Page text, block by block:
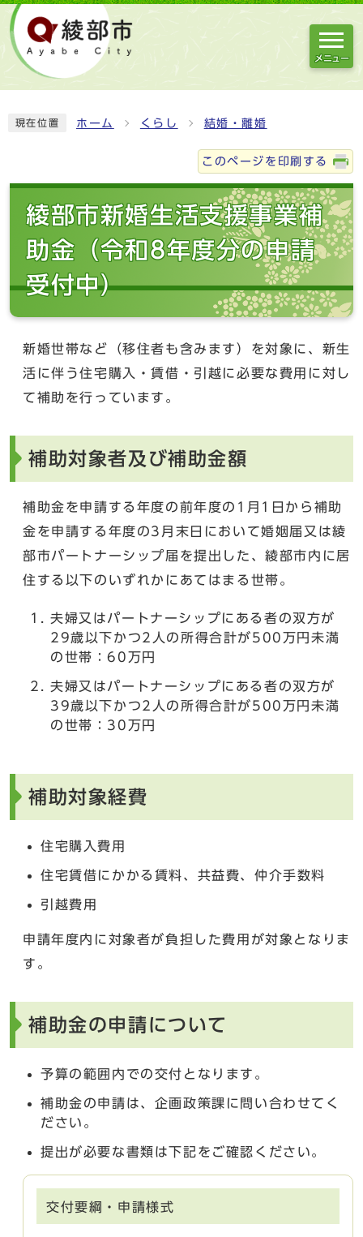
メニュー
現在位置 ホーム くらし 結婚・離婚
このページを印刷する
綾部市新婚生活支援事業補
助金（令和8年度分の申請
受付中）
新婚世帯など（移住者も含みます）を対象に、新生
活に伴う住宅購入・賃借・引越に必要な費用に対し
て補助を行っています。
補助対象者及び補助金額
補助金を申請する年度の前年度の1月1日から補助
金を申請する年度の3月末日において婚姻届又は綾
部市パートナーシップ届を提出した、綾部市内に居
住する以下のいずれかにあてはまる世帯。
夫婦又はパートナーシップにある者の双方が
29歳以下かつ2人の所得合計が500万円未満
の世帯：60万円
夫婦又はパートナーシップにある者の双方が
39歳以下かつ2人の所得合計が500万円未満
の世帯：30万円
補助対象経費
住宅購入費用
住宅賃借にかかる賃料、共益費、仲介手数料
引越費用
申請年度内に対象者が負担した費用が対象となりま
す。
補助金の申請について
予算の範囲内での交付となります。
補助金の申請は、企画政策課に問い合わせてく
ださい。
提出が必要な書類は下記をご確認ください。
交付要綱・申請様式